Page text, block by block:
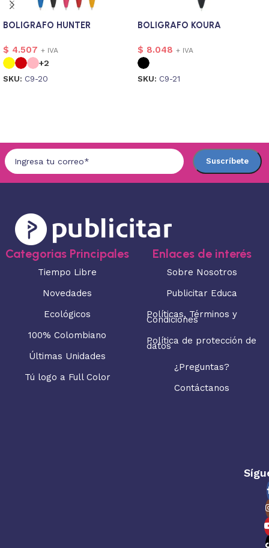
BOLIGRAFO HUNTER
$ 4.507 + IVA
+2
SKU: C9-20
BOLIGRAFO KOURA
$ 8.048 + IVA
SKU: C9-21
Categorias Principales
Tiempo Libre
Novedades
Ecológicos
100% Colombiano
Últimas Unidades
Tú logo a Full Color
Enlaces de interés
Sobre Nosotros
Publicitar Educa
Políticas, Términos y
Condiciones
Política de protección de
datos
¿Preguntas?
Contáctanos